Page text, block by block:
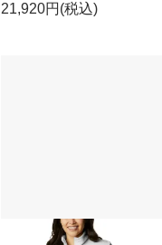
21,920円(税込)